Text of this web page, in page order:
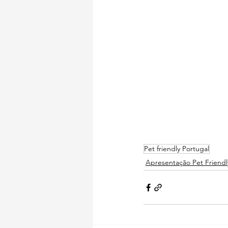
Pet friendly Portugal
Apresentação Pet